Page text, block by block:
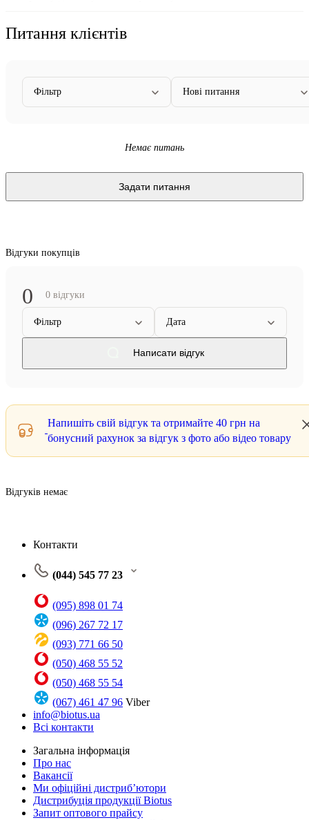
Питання клієнтів
Фільтр Нові питання
Немає питань
Задати питання
Відгуки покупців
0 0 відгуки
Фільтр Дата
Написати відгук
Напишіть свій відгук та отримайте 40 грн на
бонусний рахунок за відгук з фото або відео товару
Відгуків немає
Контакти
(044) 545 77 23
(095) 898 01 74
(096) 267 72 17
(093) 771 66 50
(050) 468 55 52
(050) 468 55 54
(067) 461 47 96 Viber
info@biotus.ua
Всі контакти
Загальна інформація
Про нас
Вакансії
Ми офіційні дистриб’ютори
Дистрибуція продукції Biotus
Запит оптового прайсу